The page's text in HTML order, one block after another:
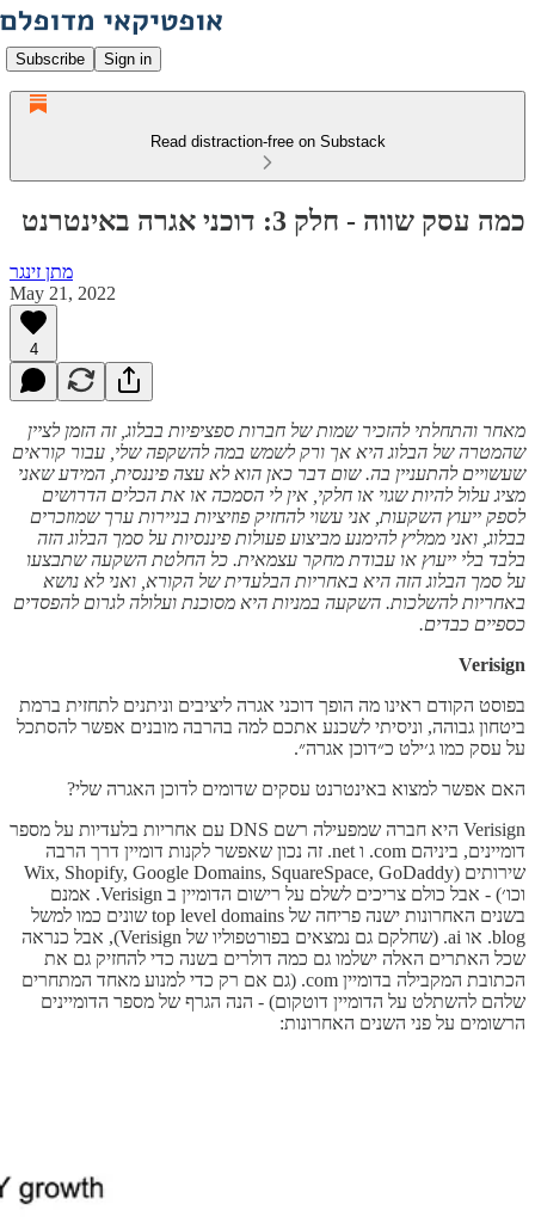
Subscribe Sign in
Read distraction-free on Substack
כמה עסק שווה - חלק 3: דוכני אגרה באינטרנט
מתן זינגר
May 21, 2022
4
מאחר והתחלתי להזכיר שמות של חברות ספציפיות בבלוג, זה הזמן לציין
שהמטרה של הבלוג היא אך ורק לשמש במה להשקפה שלי, עבור קוראים
שעשויים להתעניין בה. שום דבר כאן הוא לא עצה פיננסית, המידע שאני
מציג עלול להיות שגוי או חלקי, אין לי הסמכה או את הכלים הדרושים
לספק ייעוץ השקעות, אני עשוי להחזיק פוזיציות בניירות ערך שמוזכרים
בבלוג, ואני ממליץ להימנע מביצוע פעולות פיננסיות על סמך הבלוג הזה
בלבד בלי ייעוץ או עבודת מחקר עצמאית. כל החלטת השקעה שתבצעו
על סמך הבלוג הזה היא באחריות הבלעדית של הקורא, ואני לא נושא
באחריות להשלכות. השקעה במניות היא מסוכנת ועלולה לגרום להפסדים
כספיים כבדים.
Verisign
בפוסט הקודם ראינו מה הופך דוכני אגרה ליציבים וניתנים לתחזית ברמת
ביטחון גבוהה, וניסיתי לשכנע אתכם למה בהרבה מובנים אפשר להסתכל
על עסק כמו ג׳ילט כ״דוכן אגרה״.
האם אפשר למצוא באינטרנט עסקים שדומים לדוכן האגרה שלי?
Verisign היא חברה שמפעילה רשם DNS עם אחריות בלעדיות על מספר
דומיינים, ביניהם com. ו net. זה נכון שאפשר לקנות דומיין דרך הרבה
שירותים (Wix, Shopify, Google Domains, SquareSpace, GoDaddy
וכו׳) - אבל כולם צריכים לשלם על רישום הדומיין ב Verisign. אמנם
בשנים האחרונות ישנה פריחה של top level domains שונים כמו למשל
blog. או ai. (שחלקם גם נמצאים בפורטפוליו של Verisign), אבל כנראה
שכל האתרים האלה ישלמו גם כמה דולרים בשנה כדי להחזיק גם את
הכתובת המקבילה בדומיין com. (גם אם רק כדי למנוע מאחד המתחרים
שלהם להשתלט על הדומיין דוטקום) - הנה הגרף של מספר הדומיינים
הרשומים על פני השנים האחרונות: